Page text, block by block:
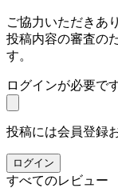
ご協力いただきあ
投稿内容の審査の
す。
ログインが必要で
投稿には会員登録
ログイン
すべてのレビュー